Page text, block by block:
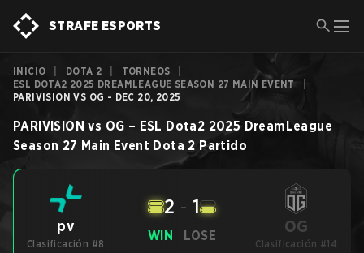
STRAFE ESPORTS
INICIO DOTA 2 TORNEOS
ESL DOTA2 2025 DREAMLEAGUE SEASON 27 MAIN EVENT
PARIVISION VS OG - DEC 20, 2025
PARIVISION vs OG – ESL Dota2 2025 DreamLeague
Season 27 Main Event Dota 2 Partido
pv
Clasificación #8
WIN
2 - 1
LOSE OG
Clasificación #14